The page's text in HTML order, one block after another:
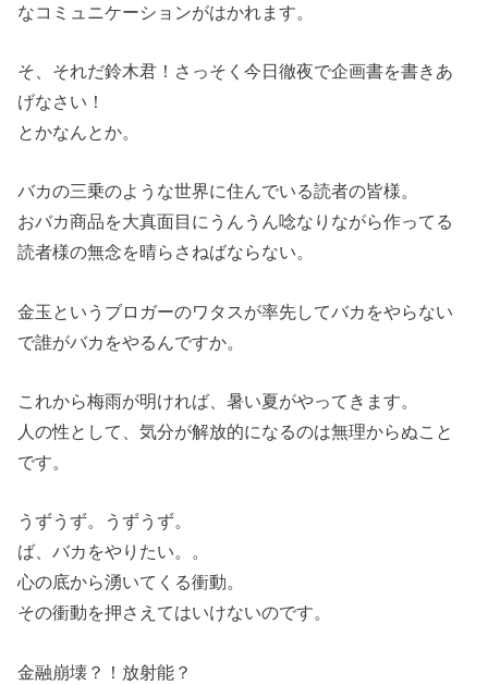
なコミュニケーションがはかれます。
そ、それだ鈴木君！さっそく今日徹夜で企画書を書きあ
げなさい！
とかなんとか。
バカの三乗のような世界に住んでいる読者の皆様。
おバカ商品を大真面目にうんうん唸なりながら作ってる
読者様の無念を晴らさねばならない。
金玉というブロガーのワタスが率先してバカをやらない
で誰がバカをやるんですか。
これから梅雨が明ければ、暑い夏がやってきます。
人の性として、気分が解放的になるのは無理からぬこと
です。
うずうず。うずうず。
ば、バカをやりたい。。
心の底から湧いてくる衝動。
その衝動を押さえてはいけないのです。
金融崩壊？！放射能？